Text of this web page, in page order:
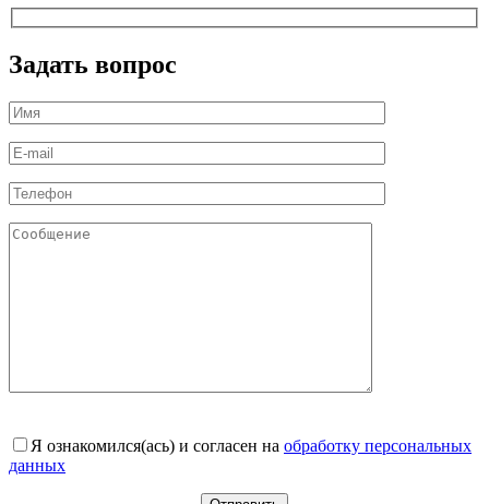
Задать вопрос
Я ознакомился(ась) и согласен на обработку персональных
данных